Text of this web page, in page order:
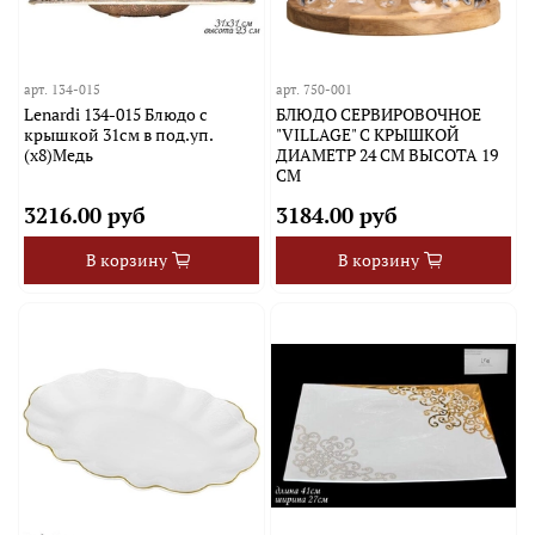
арт. 134-015
Lenardi 134-015 Блюдо с
крышкой 31см в под.уп.
(х8)Медь
3216.00 руб
В корзину
арт. 750-001
БЛЮДО СЕРВИРОВОЧНОЕ
"VILLAGE" С КРЫШКОЙ
ДИАМЕТР 24 СМ ВЫСОТА 19
СМ
3184.00 руб
В корзину